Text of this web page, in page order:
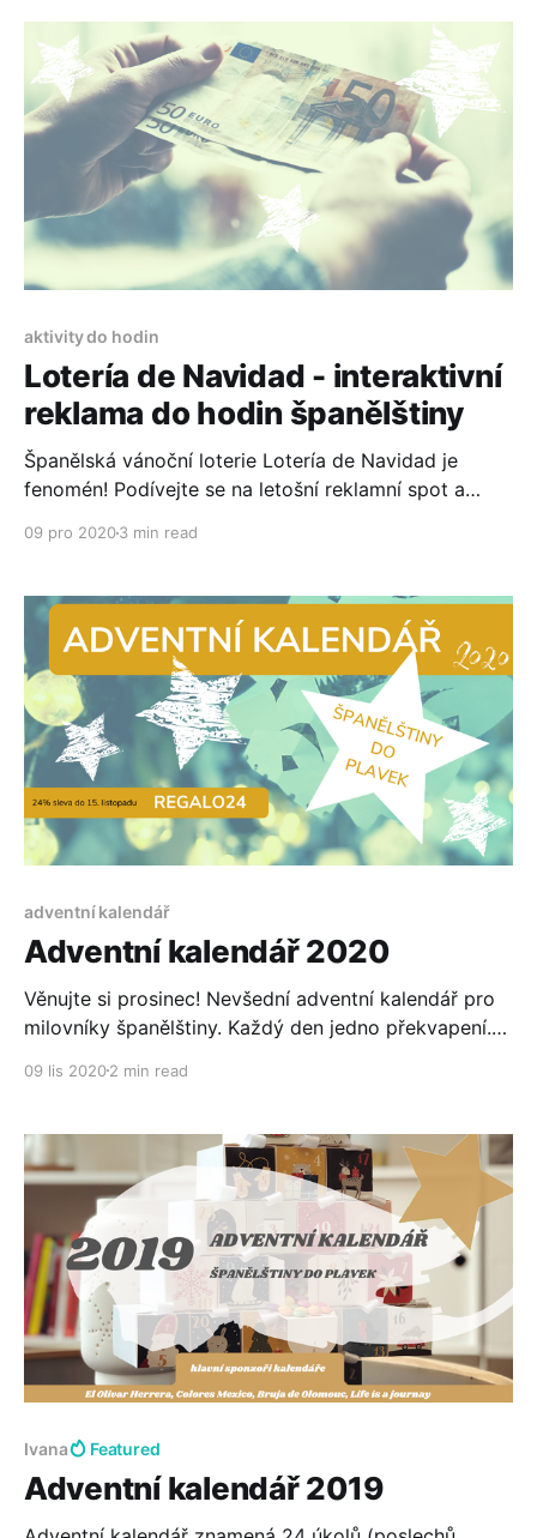
aktivity do hodin
Lotería de Navidad - interaktivní
reklama do hodin španělštiny
Španělská vánoční loterie Lotería de Navidad je
fenomén! Podívejte se na letošní reklamní spot a
mu rozumíte.
09 pro 20203 min read
adventní kalendář
Adventní kalendář 2020
Věnujte si prosinec! Nevšední adventní kalendář pro
milovníky španělštiny. Každý den jedno překvapení.
cizí jazyk.
09 lis 20202 min read
Ivana Featured
Adventní kalendář 2019